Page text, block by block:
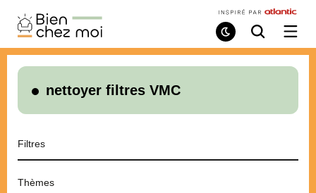
Bien
Chez
Moi
Mode
de
Recherche
/
le
nettoyer filtres VMC
Filtres
Thèmes